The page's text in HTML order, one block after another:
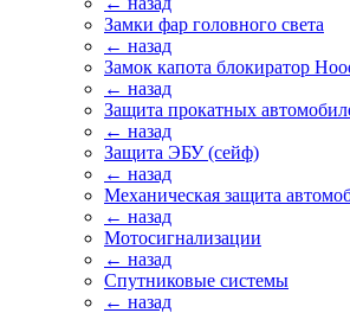
Замки фар головного света
← назад
Замок капота блокиратор
← назад
Защита прокатных
← назад
Защита ЭБУ (сейф)
← назад
Механическая защита
← назад
Мотосигнализации
← назад
Спутниковые системы
← назад